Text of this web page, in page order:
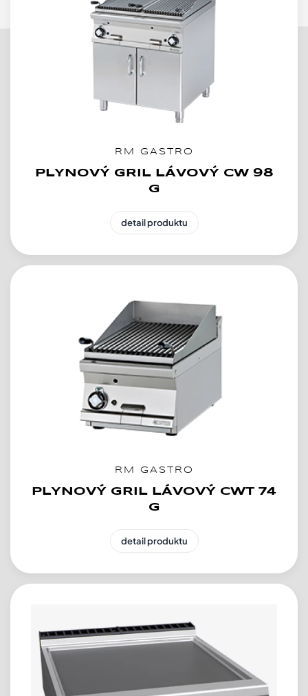
RM GASTRO
PLYNOVÝ GRIL LÁVOVÝ CW 98
G
detail produktu
RM GASTRO
PLYNOVÝ GRIL LÁVOVÝ CWT 74
G
detail produktu